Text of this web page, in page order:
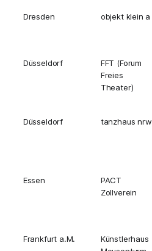
Dresden objekt klein a
Düsseldorf
FFT (Forum
Freies
Theater)
Düsseldorf tanzhaus nrw
Essen
PACT
Zollverein
Frankfurt a.M.
Künstlerhaus